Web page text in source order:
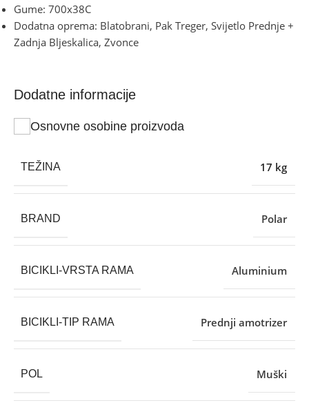
Gume: 700x38C
Dodatna oprema: Blatobrani, Pak Treger, Svijetlo Prednje +
Zadnja Bljeskalica, Zvonce
Dodatne informacije
Osnovne osobine proizvoda
TEŽINA 17 kg
BRAND Polar
BICIKLI-VRSTA RAMA Aluminium
BICIKLI-TIP RAMA Prednji amotrizer
POL Muški